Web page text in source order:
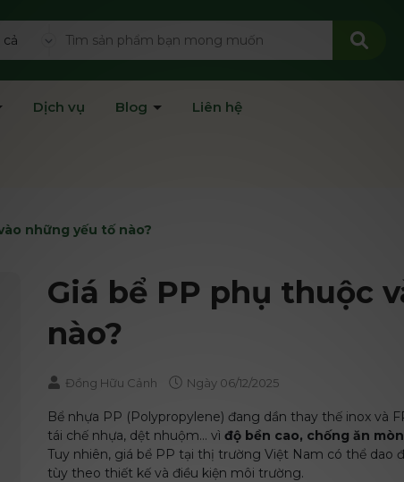
cả
Dịch vụ Blog Liên hệ
những yếu tố nào?
Giá bể PP phụ thuộc
nào?
Đồng Hữu Cảnh Ngày 06/12/2025
Bể nhựa PP (Polypropylene) đang dần thay thế inox và
tái chế nhựa, dệt nhuộm… vì độ bền cao, chống ăn
Tuy nhiên, giá bể PP tại thị trường Việt Nam có thể
tùy theo thiết kế và điều kiện môi trường.